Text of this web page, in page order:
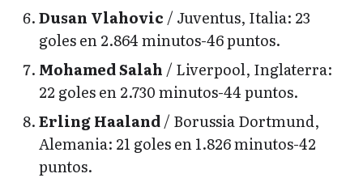
Dusan Vlahovic / Juventus, Italia: 23
goles en 2.864 minutos-46 puntos.
Mohamed Salah / Liverpool, Inglaterra:
22 goles en 2.730 minutos-44 puntos.
Erling Haaland/ Borussia Dortmund,
Alemania: 21 goles en 1.826 minutos-42
puntos.